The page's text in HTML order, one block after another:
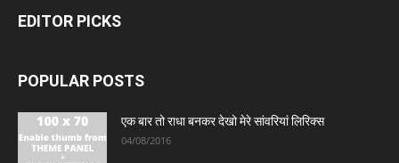
EDITOR PICKS
POPULAR POSTS
एक बार तो राधा बनकर देखो मेरे सांवरियां लिरिक्स
04/08/2016